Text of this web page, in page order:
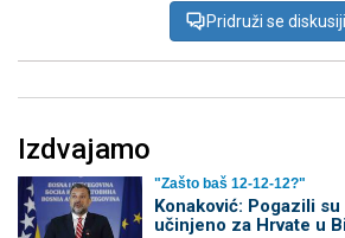
Pridruži se diskusiji
Izdvajamo
"Zašto baš 12-12-12?"
Konaković: Pogazili
učinjeno za Hrvate u